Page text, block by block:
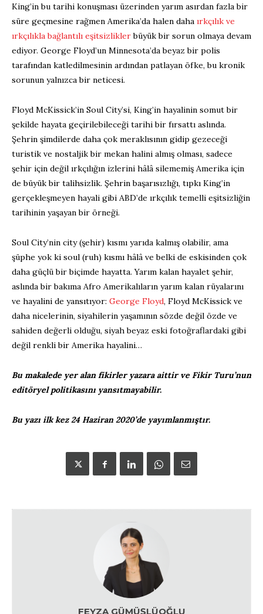
King’in bu tarihi konuşması üzerinden yarım asırdan fazla bir
süre geçmesine rağmen Amerika’da halen daha ırkçılık ve
ırkçılıkla bağlantılı eşitsizliklerbüyük bir sorun olmaya devam
ediyor. George Floyd’un Minnesota’da beyaz bir polis
tarafından katledilmesinin ardından patlayan öfke, bu kronik
sorunun yalnızca bir neticesi.
Floyd McKissick’in Soul City’si, King’in hayalinin somut bir
şekilde hayata geçirilebileceği tarihi bir fırsattı aslında.
Şehrin şimdilerde daha çok meraklısının gidip gezeceği
turistik ve nostaljik bir mekan halini almış olması, sadece
şehir için değil ırkçılığın izlerini hâlâ silememiş Amerika için
de büyük bir talihsizlik. Şehrin başarısızlığı, tıpkı King’in
gerçekleşmeyen hayali gibi ABD’de ırkçılık temelli eşitsizliğin
tarihinin yaşayan bir örneği.
Soul City’nin city (şehir) kısmı yarıda kalmış olabilir, ama
şüphe yok ki soul (ruh) kısmı hâlâ ve belki de eskisinden çok
daha güçlü bir biçimde hayatta. Yarım kalan hayalet şehir,
aslında bir bakıma Afro Amerikalıların yarım kalan rüyalarını
ve hayalini de yansıtıyor: George Floyd, Floyd McKissick ve
daha nicelerinin, siyahilerin yaşamının sözde değil özde ve
sahiden değerli olduğu, siyah beyaz eski fotoğraflardaki gibi
değil renkli bir Amerika hayalini…
Bu makalede yer alan fikirler yazara aittir ve Fikir Turu’nun
editöryel politikasını yansıtmayabilir.
Bu yazı ilk kez 24 Haziran 2020’de yayımlanmıştır.
FEYZA GÜMÜŞLÜOĞLU